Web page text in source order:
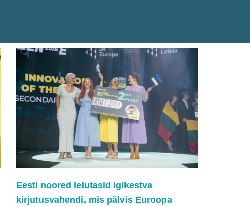
Eesti noored leiutasid igikestva
kirjutusvahendi, mis pälvis Euroopa